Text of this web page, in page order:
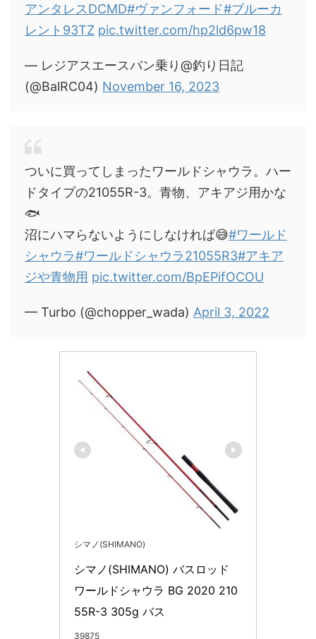
アンタレスDCMD#ヴァンフォード#ブルーカ
レント93TZ pic.twitter.com/hp2ld6pw18
— レジアスエースバン乗り@釣り日記
(@BalRC04) November 16, 2023
ついに買ってしまったワールドシャウラ。ハー
ドタイプの21055R-3。青物、アキアジ用かな
🐟
沼にハマらないようにしなければ😅#ワールド
シャウラ#ワールドシャウラ21055R3#アキア
ジや青物用 pic.twitter.com/BpEPifOCOU
— Turbo (@chopper_wada) April 3, 2022
シマノ(SHIMANO)
シマノ(SHIMANO) バスロッド
ワールドシャウラ BG 2020 210
55R-3 305g バス
39875